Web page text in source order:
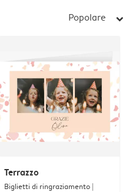
Popolare arrow_right
Terrazzo
Biglietti di ringraziamento |